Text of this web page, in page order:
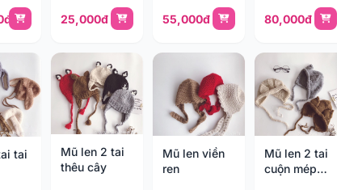
25,000đ
55,000đ
80,000đ
tai
Mũ len 2 tai
thêu cây
Mũ len viền
ren
Mũ len 2 tai
cuộn mép